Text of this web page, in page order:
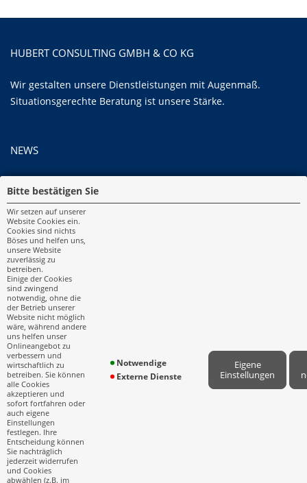
Bitte bestätigen Sie
Wir setzen auf unserer
Website Cookies ein.
Cookies sind nichts
Böses und helfen uns,
unsere Website
zuverlässig zu
betreiben.
Einige der Cookies
sind zwingend
notwendig, ohne die
der Betrieb unserer
Website nicht möglich
wäre, während andere
uns helfen unser
Onlineangebot zu
verbessern und
wirtschaftlich zu
betreiben. Sie können
alle Cookies
akzeptieren und
sofort fortfahren oder
auch eigene
Einstellungen
festlegen. Ihre
Entscheidung können
Sie nachträglich
jederzeit widerrufen
und Cookies
abwählen (z.B. im
Notwendige
Externe Dienste
Eigene
Einstellungen
HUBERT CONSULTING GMBH & CO KG
Wir gestalten unsere Dienstleistungen mit Augenmaß.
Situationsgerechte Beratung ist unsere Stärke.
NEWS
IMPRESSUM
Impressum
Erstinformation
Datenschutz
Cookie-Einstellungen
KONTAKT
+49 40 800809800
info@hubert-consulting.de
Am Sandtorkai 30
20457 Hamburg